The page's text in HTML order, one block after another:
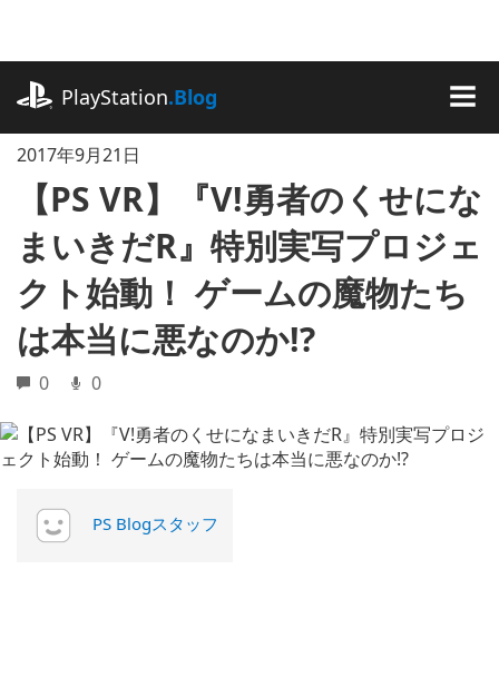
に
キ
ッ
プ
PlayStation.Blog
2017年9月21日
【PS VR】『V!勇者のくせにな
まいきだR』特別実写プロジェ
クト始動！ ゲームの魔物たち
は本当に悪なのか!?
0 0
PS Blogスタッフ